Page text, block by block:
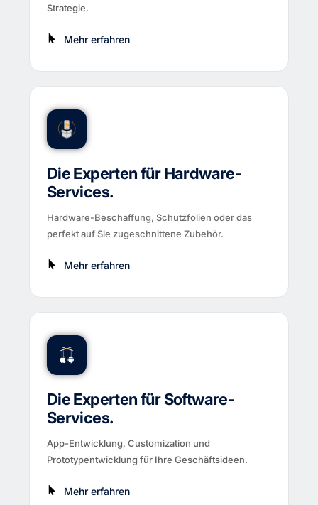
Strategie.
Mehr erfahren
Die Experten für Hardware-
Services.
Hardware-Beschaffung, Schutzfolien oder das
perfekt auf Sie zugeschnittene Zubehör.
Mehr erfahren
Die Experten für Software-
Services.
App-Entwicklung, Customization und
Prototypentwicklung für Ihre Geschäftsideen.
Mehr erfahren